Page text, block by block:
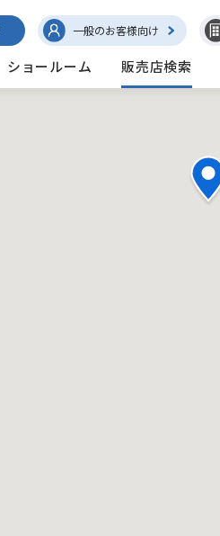
ショールーム 販売店検索
一般のお客様向け